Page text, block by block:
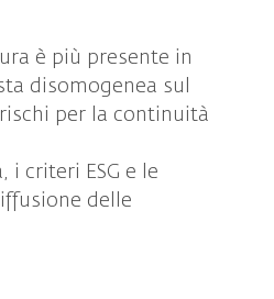
è più presente in
disomogenea sul
per la continuità
criteri ESG e le
delle